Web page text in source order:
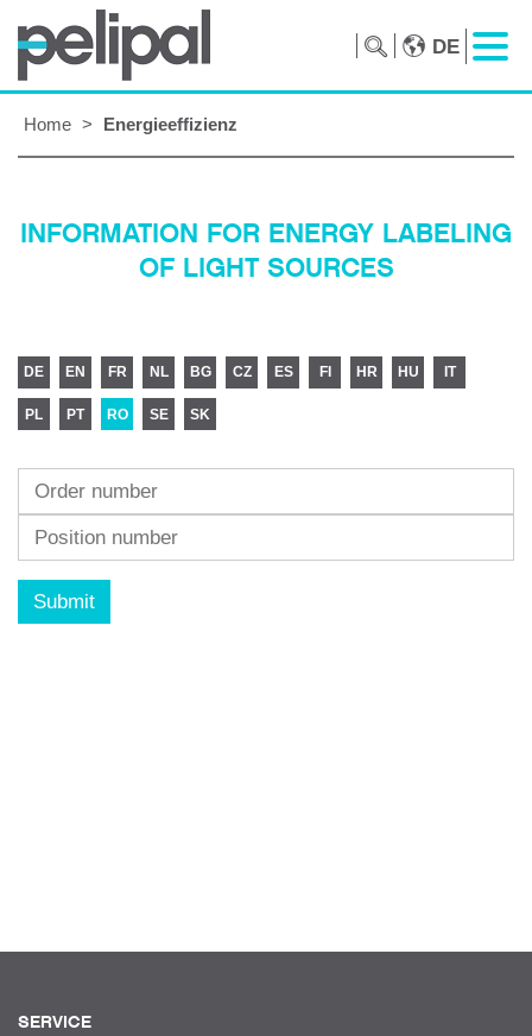
DE
Home > Energieeffizienz
INFORMATION FOR ENERGY LABELING
OF LIGHT SOURCES
DE EN FR NL BG CZ ES FI HR HU IT
PL PT RO SE SK
Submit
SERVICE